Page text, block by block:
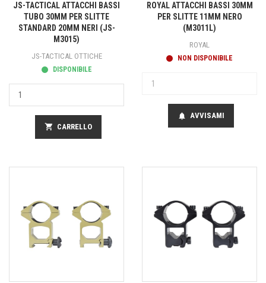
JS-TACTICAL ATTACCHI BASSI
TUBO 30MM PER SLITTE
STANDARD 20MM NERI (JS-
M3015)
JS-TACTICAL OTTICHE
DISPONIBILE
shopping_cart CARRELLO
ROYAL ATTACCHI BASSI 30MM
PER SLITTE 11MM NERO
(M3011L)
ROYAL
NON DISPONIBILE
notifications AVVISAMI